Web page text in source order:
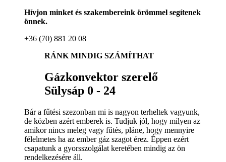
Hívjon minket és szakembereink örömmel segítenek
önnek.
+36 (70) 881 20 08
RÁNK MINDIG SZÁMÍTHAT
Gázkonvektor szerelő
Sülysáp 0 - 24
Bár a fűtési szezonban mi is nagyon terheltek vagyunk,
de közben azért emberek is. Tudjuk jól, hogy milyen az
amikor nincs meleg vagy fűtés, pláne, hogy mennyire
félelmetes ha az ember gáz szagot érez. Éppen ezért
csapatunk a gyorsszolgálat keretében mindig az ön
rendelkezésére áll.